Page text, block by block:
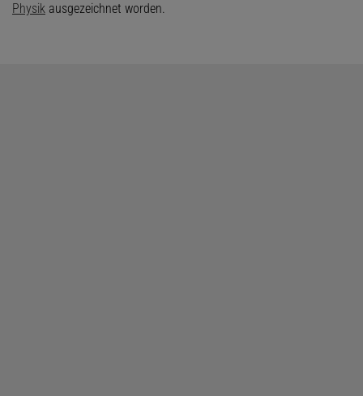
Physik ausgezeichnet worden.